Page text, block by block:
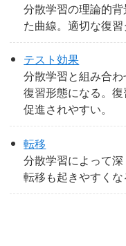
分散学習の理論的
た曲線。適切な復習
テスト効果
分散学習と組み合
復習形態になる。
促進されやすい。
転移
分散学習によって
転移も起きやすくな